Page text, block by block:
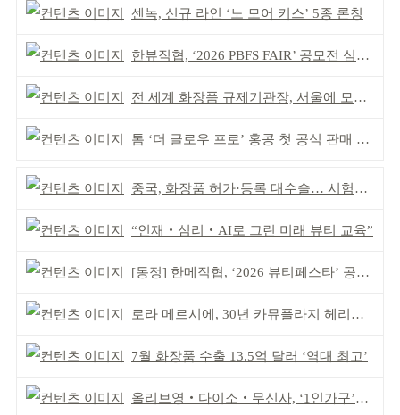
센녹, 신규 라인 ‘노 모어 키스’ 5종 론칭
한뷰직협, ‘2026 PBFS FAIR’ 공모전 심사 성료
전 세계 화장품 규제기관장, 서울에 모인다
톰 ‘더 글로우 프로’ 홍콩 첫 공식 판매 완판
중국, 화장품 허가·등록 대수술… 시험자료 공용 허용
“인재‧심리‧AI로 그린 미래 뷰티 교육”
[동정] 한메직협, ‘2026 뷰티페스타’ 공동 주최
로라 메르시에, 30년 카뮤플라지 헤리티지 담아
7월 화장품 수출 13.5억 달러 ‘역대 최고’
올리브영‧다이소‧무신사, ‘1인가구’가 이끈다